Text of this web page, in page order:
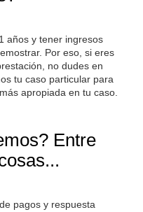
(y tecnologías
en nuestra web.
de ciertas
en redes sociales
personalizar mensajes
Para saber más visita
ahí podrás cambiar
clic en "Rechazar"
años y tener ingresos
Por eso, si eres
no dudes en
tu caso particular para
apropiada en tu caso.
Entre
pagos y respuesta